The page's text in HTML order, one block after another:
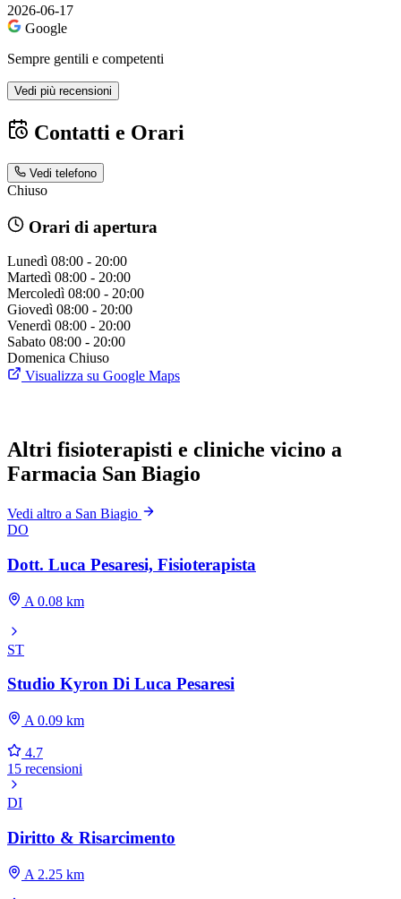
2026-06-17
Google
Sempre gentili e competenti
Vedi più recensioni
Contatti e Orari
Vedi telefono
Chiuso
Orari di apertura
Lunedì 08:00 - 20:00
Martedì 08:00 - 20:00
Mercoledì 08:00 - 20:00
Giovedì 08:00 - 20:00
Venerdì 08:00 - 20:00
Sabato 08:00 - 20:00
Domenica Chiuso
Visualizza su Google Maps
Altri fisioterapisti e cliniche vicino a
Farmacia San Biagio
Vedi altro a San Biagio
DO
Dott. Luca Pesaresi, Fisioterapista
A 0.08 km
ST
Studio Kyron Di Luca Pesaresi
A 0.09 km
4.7
15 recensioni
DI
Diritto & Risarcimento
A 2.25 km